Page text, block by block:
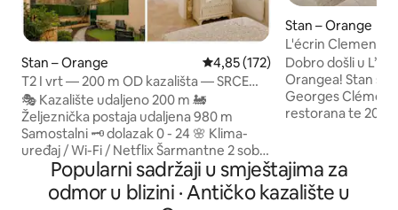
Stan – Orange Prosječna ocjena: 4,85/5,
4,85 (172)
T2 I vrt — 200 m OD kazališta — SRCE
GRADA
🎭 Kazalište udaljeno 200 m 🚂
Željeznička postaja udaljena 980 m
Samostalni 🗝️​ dolazak 0 - 24 🌸 Klima-
uređaj / Wi-Fi / Netflix Šarmantne 2 sobe
na prizemlju, ne na vidljivom mjestu, u
lijepoj, TIHOJ i sunčanoj ulici u SRCI
ORANGEA. Izloženo kamenje i lijepi
Stan – Orange
L'écrin
terasa.
Dobro došli u
Orangea! Stan se nalazi na adresi Place
Georges
restorana te 200
Klimatiziran,
smještaj: dnevni
televizorom i
Popularni sadržaji u smještajima za
odmor u blizini · Antičko kazalište u